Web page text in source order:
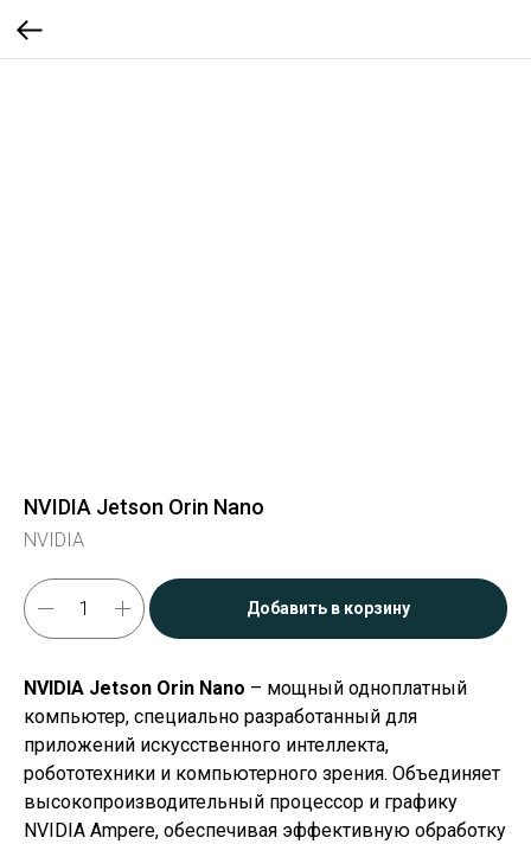
NVIDIA Jetson Orin Nano
NVIDIA
Добавить в корзину
NVIDIA Jetson Orin Nano – мощный одноплатный
компьютер, специально разработанный для
приложений искусственного интеллекта,
робототехники и компьютерного зрения. Объединяет
высокопроизводительный процессор и графику
NVIDIA Ampere, обеспечивая эффективную обработку